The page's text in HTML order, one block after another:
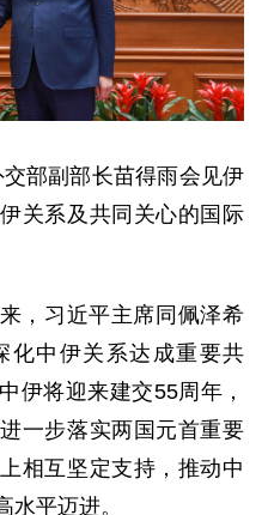
部副部长苗得雨会见伊
关系及共同关心的国际
，习近平主席同佩泽希
化中伊关系达成重要共
伊将迎来建交55周年，
一步落实两国元首重要
相互坚定支持，推动中
平迈进。